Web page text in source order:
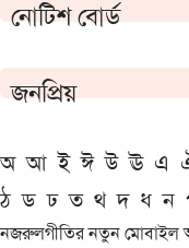
নোটিশ বোর্ড
জনপ্রিয়
অ আ ই ঈ উ ঊ এ
ঠ ড ঢ ত থ দ ধ ন
নজরুলগীতির নতুন মোবাইল